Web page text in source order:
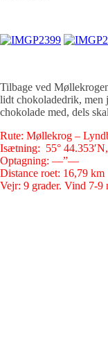
Tilbage ved
lidt chokoladedrik, men
chokolade med, dels
Rute: Møllekrog –
Isætning: 55°
Optagning: —”—
Distance roet: 16,79 km
Vejr: 9 grader. Vind 7-9